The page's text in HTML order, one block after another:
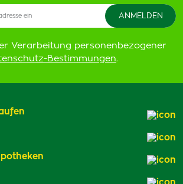
Verarbeitung personenbezogener
Bestimmungen.